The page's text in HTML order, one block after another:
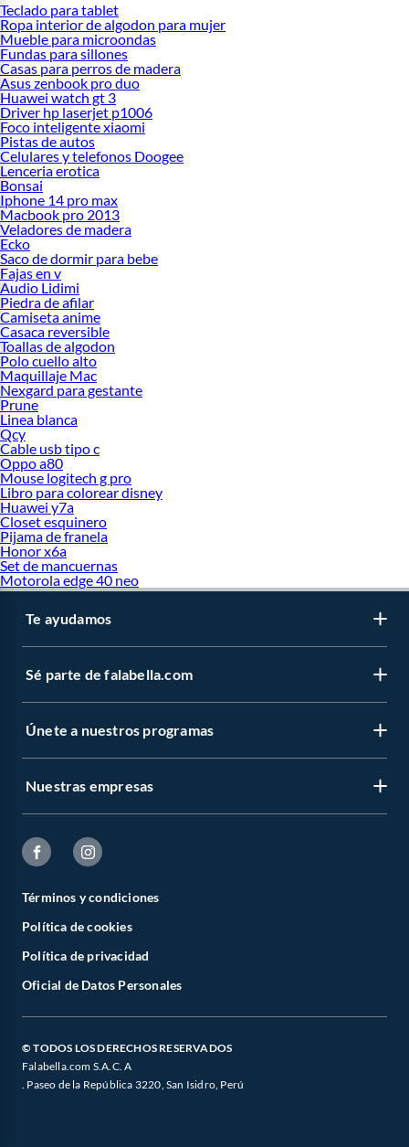
Carpa inflable
Carpas armables
Carpas plegables
Carpa klimber 4 personas
Carpas impermeables
Carpa 4 estaciones
Carpas de lona
Carpa para 8 personas
Carpas para niños
Carpas para playa
Carpas para acampar 4 personas
Carpas para niñas
Carpas para negocio
Carpas tipi
Próximos eventos:
Cyber WOW
Teclado para tablet
Ropa interior de algodon para mujer
Mueble para microondas
Fundas para sillones
Casas para perros de madera
Asus zenbook pro duo
Huawei watch gt 3
Driver hp laserjet p1006
Foco inteligente xiaomi
Pistas de autos
Celulares y telefonos Doogee
Lenceria erotica
Bonsai
Iphone 14 pro max
Macbook pro 2013
Veladores de madera
Ecko
Saco de dormir para bebe
Fajas en v
Audio Lidimi
Piedra de afilar
Camiseta anime
Casaca reversible
Toallas de algodon
Polo cuello alto
Maquillaje Mac
Nexgard para gestante
Prune
Linea blanca
Qcy
Cable usb tipo c
Oppo a80
Mouse logitech g pro
Libro para colorear disney
Huawei y7a
Closet esquinero
Pijama de franela
Honor x6a
Set de mancuernas
Motorola edge 40 neo
Te ayudamos
Sé parte de falabella.com
Únete a nuestros programas
Nuestras empresas
Términos y condiciones
Política de cookies
Política de privacidad
Oficial de Datos Personales
© TODOS LOS DERECHOS RESERVADOS
Falabella.com S.A.C. A
. Paseo de la República 3220, San Isidro, Perú